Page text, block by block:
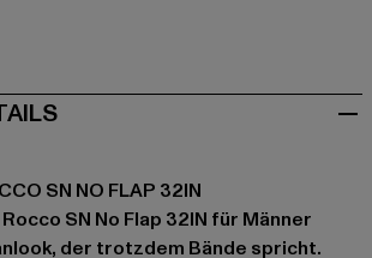
SN NO FLAP 32IN
SN No Flap 32IN für Männer
der trotzdem Bände spricht.